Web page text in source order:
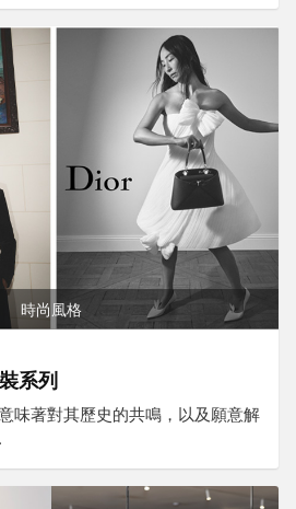
時尚風格
系列
味著對其歷史的共鳴，以及願意解